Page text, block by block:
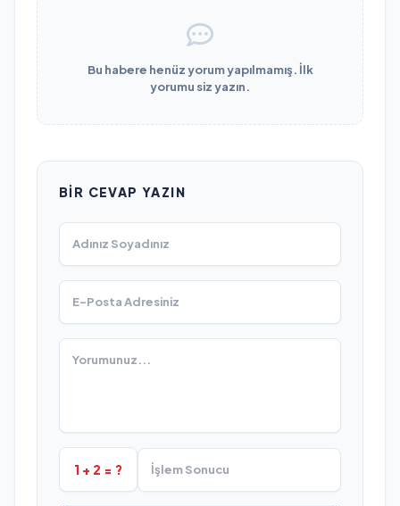
Bu habere henüz yorum yapılmamış. İlk
yorumu siz yazın.
BIR CEVAP YAZIN
1 + 2 = ?